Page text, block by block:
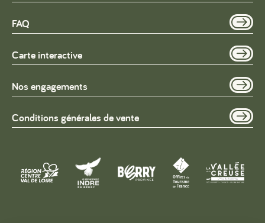
FAQ
Carte interactive
Nos engagements
Conditions générales de vente